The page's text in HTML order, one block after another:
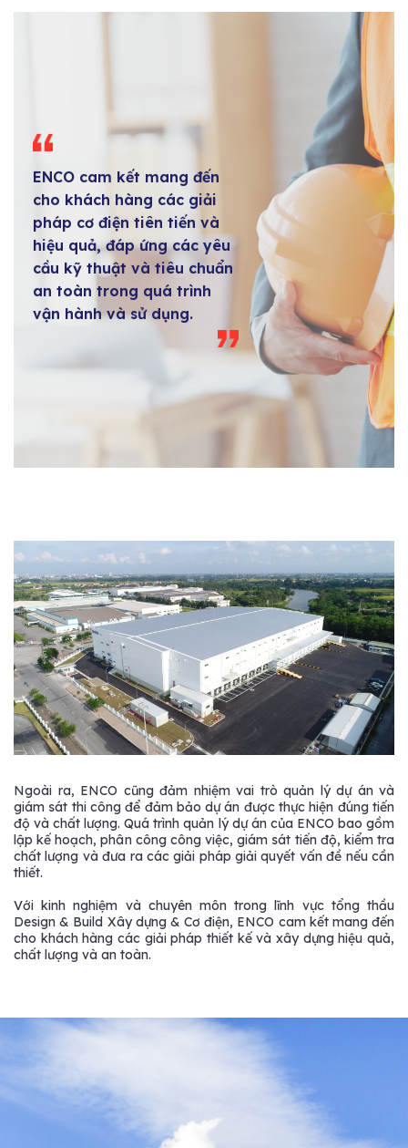
ENCO cam kết mang đến
cho khách hàng các giải
pháp cơ điện tiên tiến và
hiệu quả, đáp ứng các yêu
cầu kỹ thuật và tiêu chuẩn
an toàn trong quá trình
vận hành và sử dụng.
Ngoài ra, ENCO cũng đảm nhiệm vai trò quản lý dự án và
giám sát thi công để đảm bảo dự án được thực hiện đúng tiến
độ và chất lượng. Quá trình quản lý dự án của ENCO bao gồm
lập kế hoạch, phân công công việc, giám sát tiến độ, kiểm tra
chất lượng và đưa ra các giải pháp giải quyết vấn đề nếu cần
thiết.
Với kinh nghiệm và chuyên môn trong lĩnh vực tổng thầu
Design & Build Xây dựng & Cơ điện, ENCO cam kết mang đến
cho khách hàng các giải pháp thiết kế và xây dựng hiệu quả,
chất lượng và an toàn.